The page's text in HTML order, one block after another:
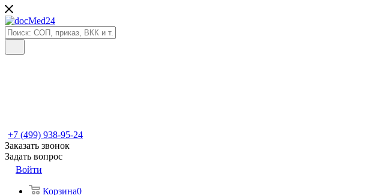
+7 (499) 938-95-24
Заказать звонок
Задать вопрос
Войти
Корзина0